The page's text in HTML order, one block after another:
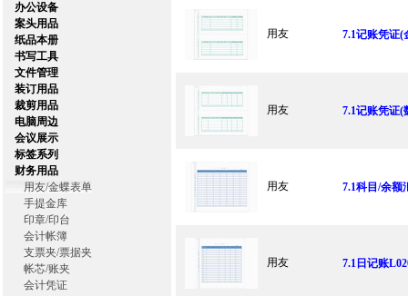
办公设备
案头用品
纸品本册
书写工具
文件管理
装订用品
裁剪用品
电脑周边
会议展示
标签系列
财务用品
用友/金蝶表单
手提金库
印章/印台
会计帐簿
支票夹/票据夹
帐芯/账夹
会计凭证
用友 7.1记账凭证(
用友 7.1记账凭证(
用友 7.1科目/余额
用友 7.1日记账